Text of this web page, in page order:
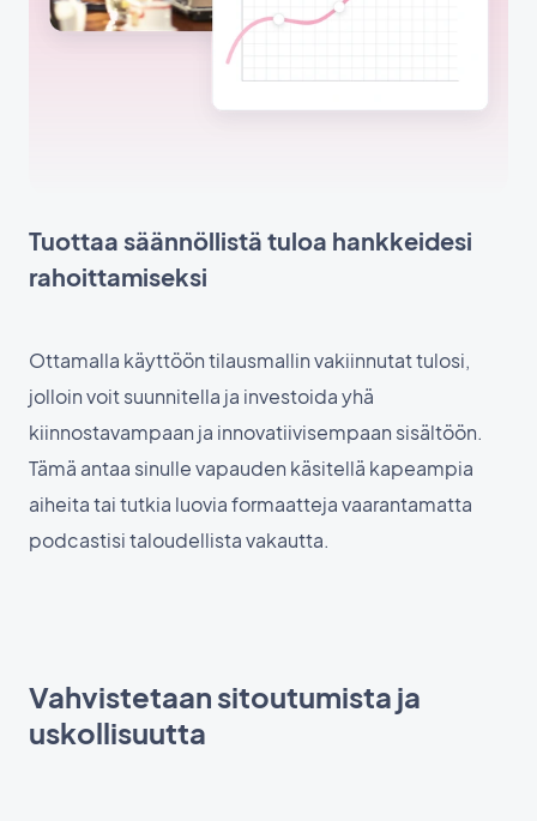
Tuottaa säännöllistä tuloa hankkeidesi
rahoittamiseksi
Ottamalla käyttöön tilausmallin vakiinnutat tulosi,
jolloin voit suunnitella ja investoida yhä
kiinnostavampaan ja innovatiivisempaan sisältöön.
Tämä antaa sinulle vapauden käsitellä kapeampia
aiheita tai tutkia luovia formaatteja vaarantamatta
podcastisi taloudellista vakautta.
Vahvistetaan sitoutumista ja
uskollisuutta